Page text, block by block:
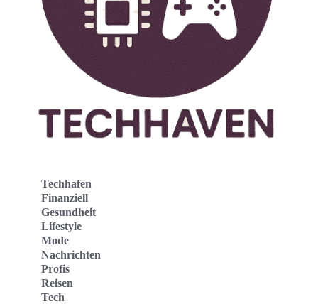
Techhafen
Finanziell
Gesundheit
Lifestyle
Mode
Nachrichten
Profis
Reisen
Tech